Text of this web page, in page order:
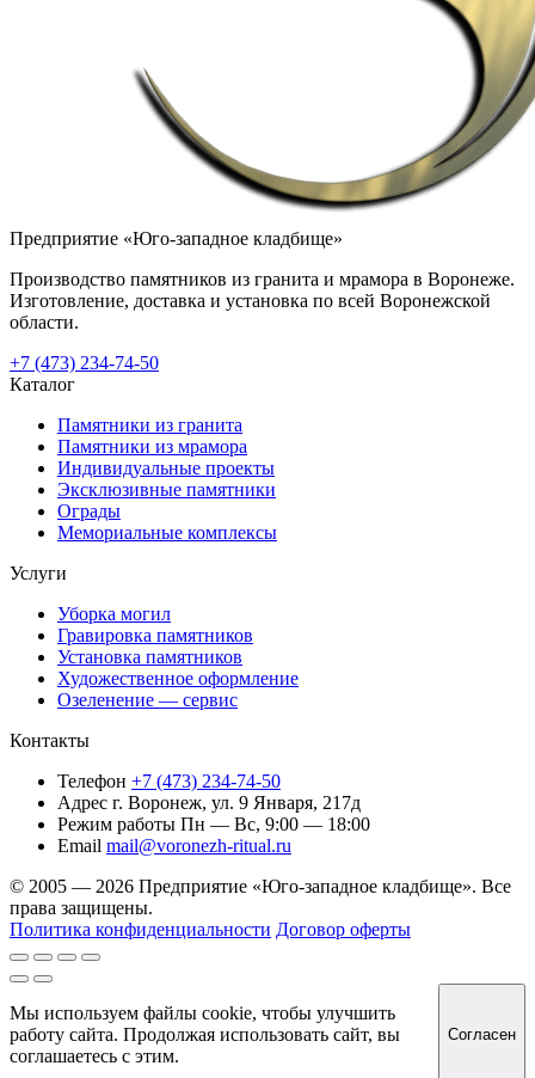
Предприятие «Юго-западное кладбище»
Производство памятников из гранита и мрамора в Воронеже.
Изготовление, доставка и установка по всей Воронежской
области.
+7 (473) 234-74-50
Каталог
Памятники из гранита
Памятники из мрамора
Индивидуальные проекты
Эксклюзивные памятники
Ограды
Мемориальные комплексы
Услуги
Уборка могил
Гравировка памятников
Установка памятников
Художественное оформление
Озеленение — сервис
Контакты
Телефон +7 (473) 234-74-50
Адрес г. Воронеж, ул. 9 Января, 217д
Режим работы Пн — Вс, 9:00 — 18:00
Email mail@voronezh-ritual.ru
© 2005 — 2026 Предприятие «Юго-западное кладбище». Все
права защищены.
Политика конфиденциальности Договор оферты
Мы используем файлы cookie, чтобы улучшить
работу сайта. Продолжая использовать сайт, вы
соглашаетесь с этим.
Согласен